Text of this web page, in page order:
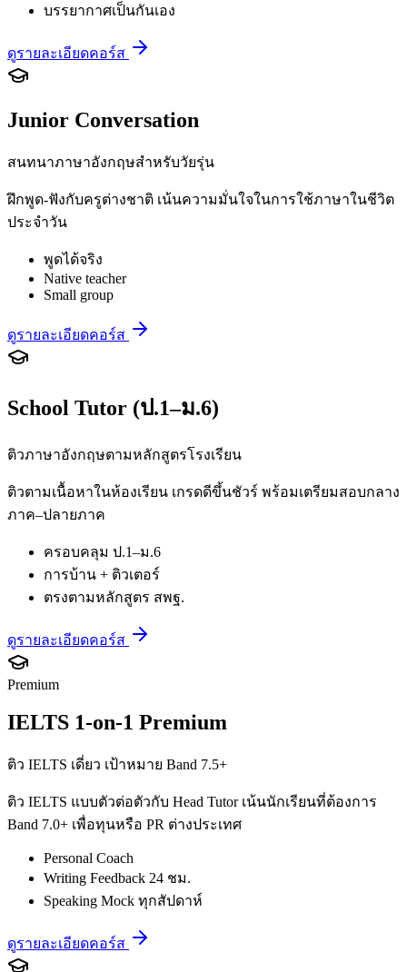
บรรยากาศเป็นกันเอง
ดูรายละเอียดคอร์ส
Junior Conversation
สนทนาภาษาอังกฤษสำหรับวัยรุ่น
ฝึกพูด-ฟังกับครูต่างชาติ เน้นความมั่นใจในการใช้ภาษาในชีวิต
ประจำวัน
พูดได้จริง
Native teacher
Small group
ดูรายละเอียดคอร์ส
School Tutor (ป.1–ม.6)
ติวภาษาอังกฤษตามหลักสูตรโรงเรียน
ติวตามเนื้อหาในห้องเรียน เกรดดีขึ้นชัวร์ พร้อมเตรียมสอบกลาง
ภาค–ปลายภาค
ครอบคลุม ป.1–ม.6
การบ้าน + ติวเตอร์
ตรงตามหลักสูตร สพฐ.
ดูรายละเอียดคอร์ส
Premium
IELTS 1-on-1 Premium
ติว IELTS เดี่ยว เป้าหมาย Band 7.5+
ติว IELTS แบบตัวต่อตัวกับ Head Tutor เน้นนักเรียนที่ต้องการ
Band 7.0+ เพื่อทุนหรือ PR ต่างประเทศ
Personal Coach
Writing Feedback 24 ชม.
Speaking Mock ทุกสัปดาห์
ดูรายละเอียดคอร์ส